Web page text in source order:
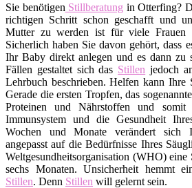
Sie benötigen Stillberatung in Otterfing?
richtigen Schritt schon geschafft und
Mutter zu werden ist für viele Frauen
Sicherlich haben Sie davon gehört, dass
Ihr Baby direkt anlegen und es dann zu
Fällen gestaltet sich das Stillen jedoch
Lehrbuch beschrieben. Helfen kann Ihre
Gerade die ersten Tropfen, das
Proteinen und Nährstoffen und
Immunsystem und die Gesundheit
Wochen und Monate verändert sich
angepasst auf die Bedürfnisse Ihres
Weltgesundheitsorganisation (WHO) eine
sechs Monaten. Unsicherheit hemmt
Stillen. Denn Stillen will gelernt sein.